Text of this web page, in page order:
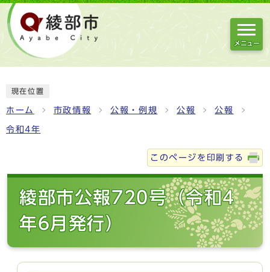
メニュー
現在位置
ホーム 市政情報 公報・例規 公報 公報
令和4年
このページを印刷する
綾部市公報720号（令和4
年6月発行）